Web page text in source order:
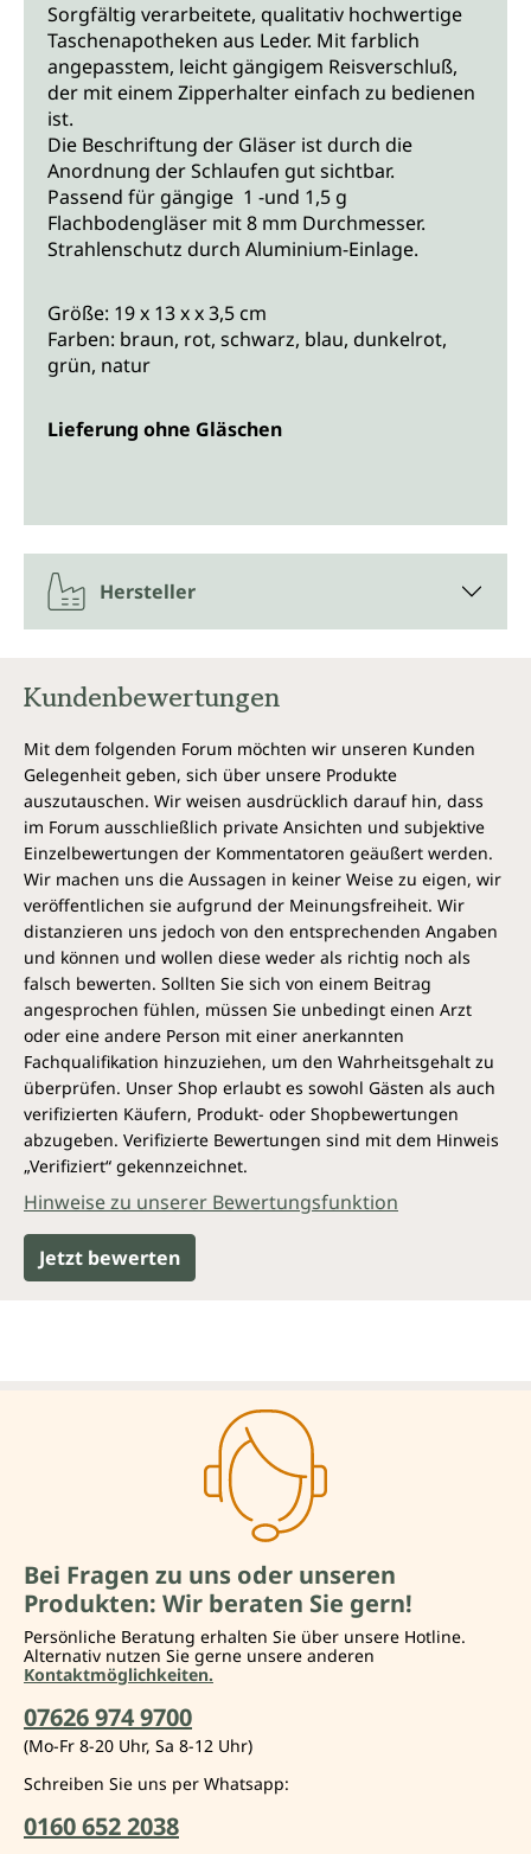
Sorgfältig verarbeitete, qualitativ hochwertige
Taschenapotheken aus Leder. Mit farblich
angepasstem, leicht gängigem Reisverschluß,
der mit einem Zipperhalter einfach zu bedienen
ist.
Die Beschriftung der Gläser ist durch die
Anordnung der Schlaufen gut sichtbar.
Passend für gängige 1 -und 1,5 g
Flachbodengläser mit 8 mm Durchmesser.
Strahlenschutz durch Aluminium-Einlage.
Größe: 19 x 13 x x 3,5 cm
Farben: braun, rot, schwarz, blau, dunkelrot,
grün, natur
Lieferung ohne Gläschen
Hersteller
Kundenbewertungen
Mit dem folgenden Forum möchten wir unseren Kunden
Gelegenheit geben, sich über unsere Produkte
auszutauschen. Wir weisen ausdrücklich darauf hin, dass
im Forum ausschließlich private Ansichten und subjektive
Einzelbewertungen der Kommentatoren geäußert werden.
Wir machen uns die Aussagen in keiner Weise zu eigen, wir
veröffentlichen sie aufgrund der Meinungsfreiheit. Wir
distanzieren uns jedoch von den entsprechenden Angaben
und können und wollen diese weder als richtig noch als
falsch bewerten. Sollten Sie sich von einem Beitrag
angesprochen fühlen, müssen Sie unbedingt einen Arzt
oder eine andere Person mit einer anerkannten
Fachqualifikation hinzuziehen, um den Wahrheitsgehalt zu
überprüfen. Unser Shop erlaubt es sowohl Gästen als auch
verifizierten Käufern, Produkt- oder Shopbewertungen
abzugeben. Verifizierte Bewertungen sind mit dem Hinweis
„Verifiziert“ gekennzeichnet.
Hinweise zu unserer Bewertungsfunktion
Jetzt bewerten
Bei Fragen zu uns oder unseren
Produkten: Wir beraten Sie gern!
Persönliche Beratung erhalten Sie über unsere Hotline.
Alternativ nutzen Sie gerne unsere anderen
Kontaktmöglichkeiten.
07626 974 9700
(Mo-Fr 8-20 Uhr, Sa 8-12 Uhr)
Schreiben Sie uns per Whatsapp:
0160 652 2038